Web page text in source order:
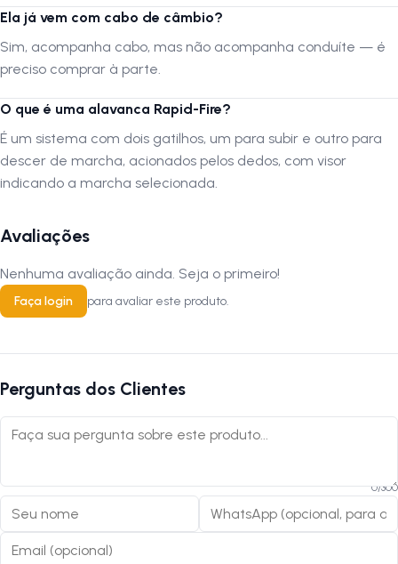
Ela já vem com cabo de câmbio?
Sim, acompanha cabo, mas não acompanha conduíte — é
preciso comprar à parte.
O que é uma alavanca Rapid-Fire?
É um sistema com dois gatilhos, um para subir e outro para
descer de marcha, acionados pelos dedos, com visor
indicando a marcha selecionada.
Avaliações
Nenhuma avaliação ainda. Seja o primeiro!
Faça login para avaliar este produto.
Perguntas dos Clientes
0/300